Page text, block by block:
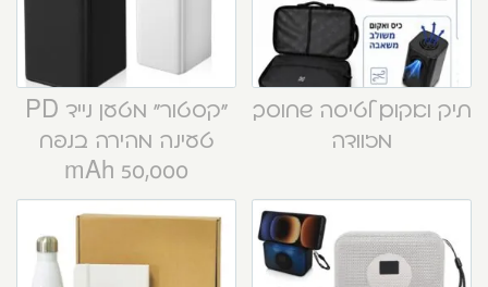
תיק ואקום לטיסה שחוסך
מזוודה
“קסטור” מטען נייד PD
טעינה מהירה בנפח
50,000 mAh